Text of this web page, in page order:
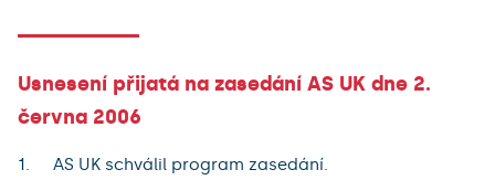
Usnesení přijatá na zasedání AS UK dne 2.
června 2006
AS UK schválil program zasedání.